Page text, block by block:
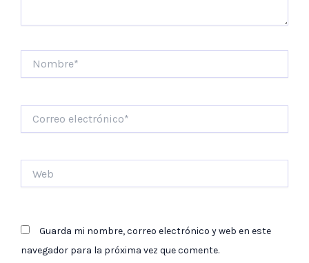
electrónico*
Guarda mi nombre, correo electrónico y web en este
navegador para la próxima vez que comente.